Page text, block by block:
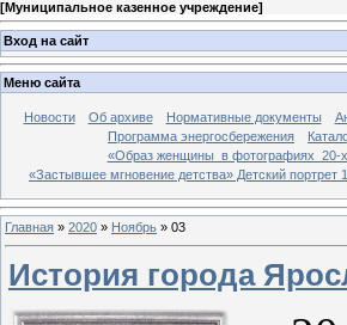
[Муниципальное казенное учреждение]
Вход на сайт
Меню сайта
Новости Об архиве Нормативные документы
Программа энергосбережения
«Образ женщины в фотографиях 20-
«Застывшее мгновение детства» Детский портрет
Главная » 2020 » Ноябрь » 03
История города